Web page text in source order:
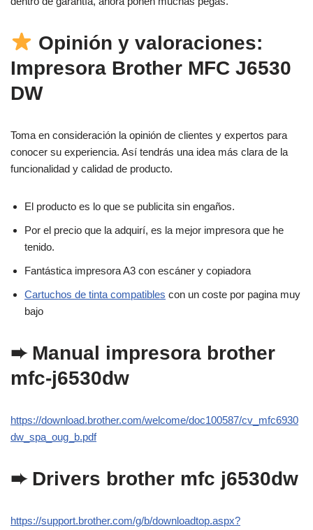
Opinión y valoraciones:
Impresora Brother MFC J6530
DW
Toma en consideración la opinión de clientes y expertos para
conocer su experiencia. Así tendrás una idea más clara de la
funcionalidad y calidad de producto.
El producto es lo que se publicita sin engaños.
Por el precio que la adquirí, es la mejor impresora que he
tenido.
Fantástica impresora A3 con escáner y copiadora
Cartuchos de tinta compatibles con un coste por pagina muy
bajo
➨ Manual impresora brother
mfc-j6530dw
https://download.brother.com/welcome/doc100587/cv_mfc6930
dw_spa_oug_b.pdf
➨ Drivers brother mfc j6530dw
https://support.brother.com/g/b/downloadtop.aspx?